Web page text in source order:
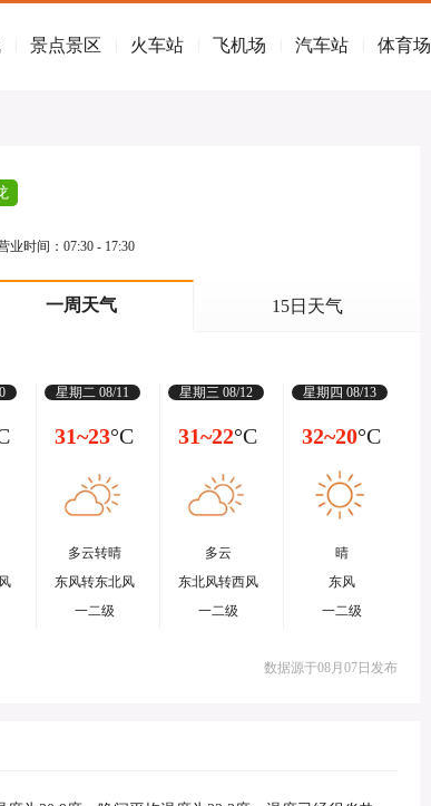
景点景区 火车站 飞机场 汽车站 体育场
业时间：07:30 - 17:30
一周天气 15日天气
星期二 08/11
31~23°C
多云转晴
东风转东北风
一二级
星期三 08/12
31~22°C
多云
东北风转西风
一二级
星期四 08/13
32~20°C
晴
东风
一二级
数据源于08月07日发布